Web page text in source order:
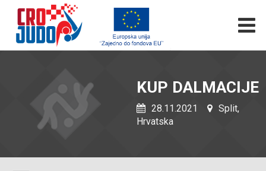
KUP DALMACIJE
28.11.2021
Split,
Hrvatska